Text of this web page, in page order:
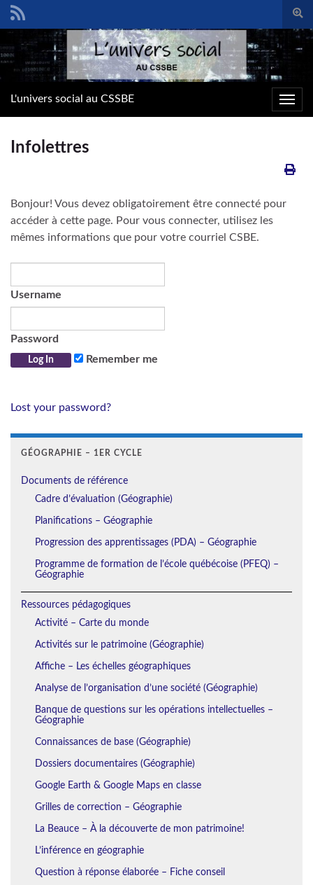
form
Search for:
L'univers social au CSSBE
Infolettres
Bonjour! Vous devez obligatoirement être connecté pour
accéder à cette page. Pour vous connecter, utilisez les
mêmes informations que pour votre courriel CSBE.
Username
Password
Remember me
Lost your password?
GÉOGRAPHIE – 1ER CYCLE
Documents de référence
Cadre d’évaluation (Géographie)
Planifications – Géographie
Progression des apprentissages (PDA) – Géographie
Programme de formation de l’école québécoise (PFEQ) –
Géographie
Ressources pédagogiques
Activité – Carte du monde
Activités sur le patrimoine (Géographie)
Affiche – Les échelles géographiques
Analyse de l’organisation d’une société (Géographie)
Banque de questions sur les opérations intellectuelles –
Géographie
Connaissances de base (Géographie)
Dossiers documentaires (Géographie)
Google Earth & Google Maps en classe
Grilles de correction – Géographie
La Beauce – À la découverte de mon patrimoine!
L’inférence en géographie
Question à réponse élaborée – Fiche conseil